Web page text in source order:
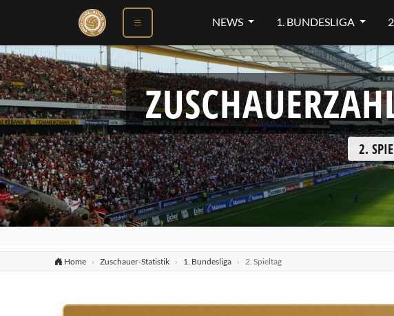
NEWS 1. BUNDESLIGA
2.
Home Zuschauer-Statistik 1. Bundesliga 2. Spieltag